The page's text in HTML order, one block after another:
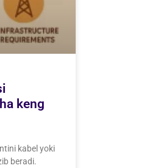
keng
kabel yoki
beradi.